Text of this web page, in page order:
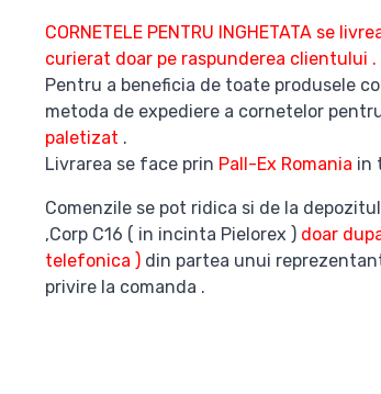
CORNETELE PENTRU INGHETATA se
curierat doar pe raspunderea clientului .
Pentru a beneficia de toate produsele
metoda de expediere a cornetelor
paletizat .
Livrarea se face prin Pall-Ex Romania in
Comenzile se pot ridica si de la
,Corp C16 ( in incinta Pielorex ) doar
telefonica ) din partea unui
privire la comanda .